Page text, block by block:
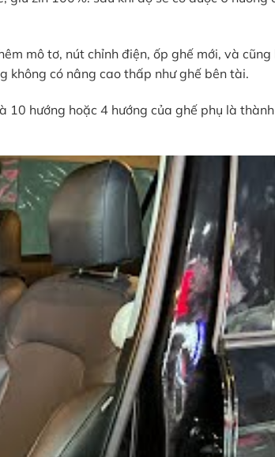
mô tơ, nút chỉnh điện, ốp ghế mới, và
không có nâng cao thấp như ghế bên tài.
hướng hoặc 4 hướng của ghế phụ là